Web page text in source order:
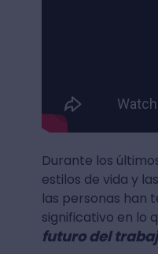
Durante los
estilos de vida y
las personas han
significativo en lo
futuro del